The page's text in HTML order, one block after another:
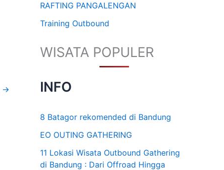
→
RAFTING PANGALENGAN
Training Outbound
WISATA POPULER
INFO
8 Batagor rekomended di Bandung
EO OUTING GATHERING
11 Lokasi Wisata Outbound Gathering
di Bandung : Dari Offroad Hingga